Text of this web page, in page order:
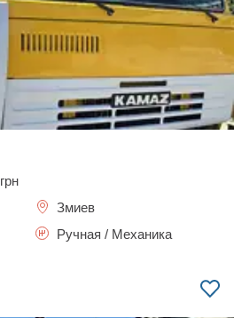
грн
Змиев
Ручная / Механика